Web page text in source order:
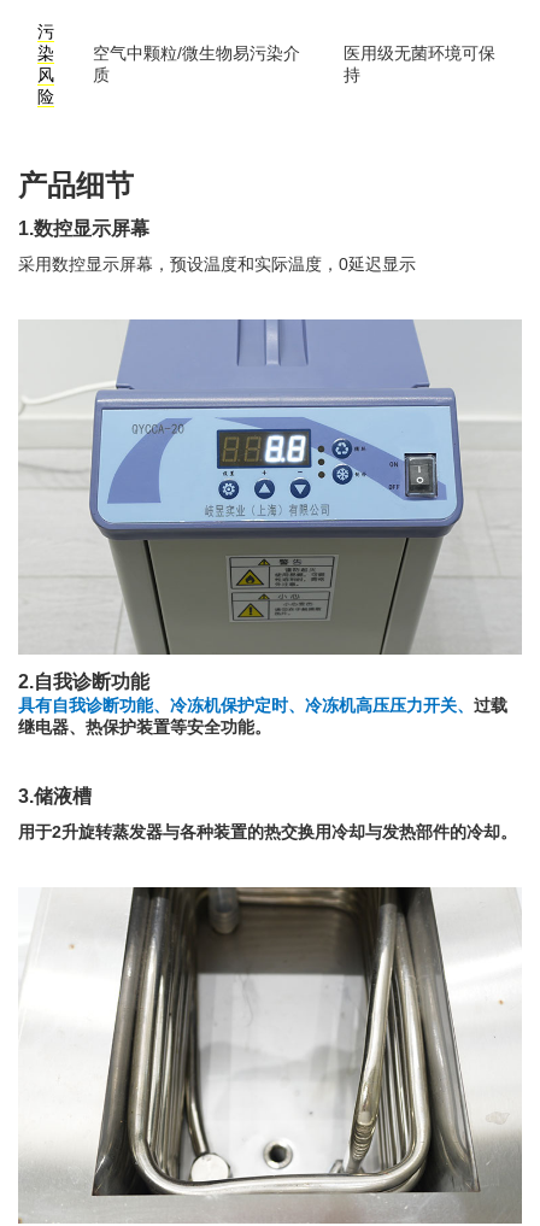
污
染
风
险
空气中颗粒/微生物易污染介
质
医用级无菌环境可保
持
产品细节
1.数控显示屏幕
采用数控显示屏幕，预设温度和实际温度，0延迟显示
2.自我诊断功能
具有自我诊断功能、冷冻机保护定时、冷冻机高压压力开关、 过载
继电器、热保护装置等安全功能。
3.储液槽
用于2升旋转蒸发器与各种装置的热交换用冷却与发热部件的冷却。